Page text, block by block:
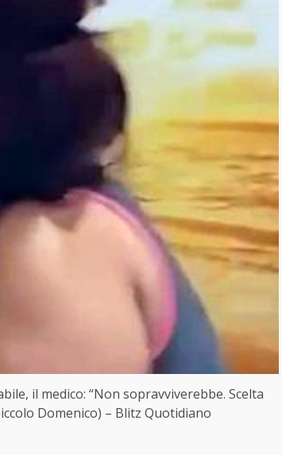
il medico: “Non sopravviverebbe. Scelta
Domenico) – Blitz Quotidiano